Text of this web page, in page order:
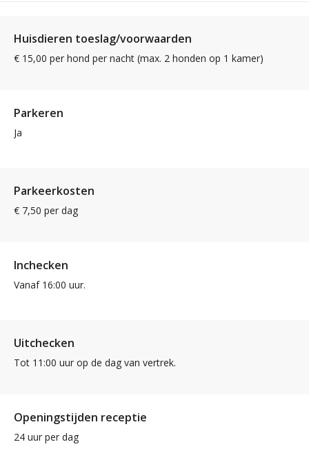
Huisdieren toeslag/voorwaarden
€ 15,00 per hond per nacht (max. 2 honden op 1 kamer)
Parkeren
Ja
Parkeerkosten
€ 7,50 per dag
Inchecken
Vanaf 16:00 uur.
Uitchecken
Tot 11:00 uur op de dag van vertrek.
Openingstijden receptie
24 uur per dag